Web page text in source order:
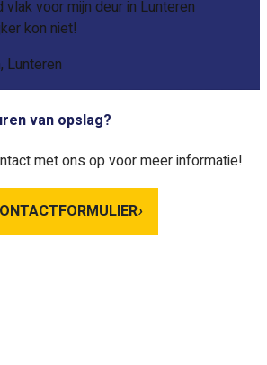
vlak voor mijn deur in Lunteren
kon niet!
Lunteren
van opslag?
met ons op voor meer informatie!
›